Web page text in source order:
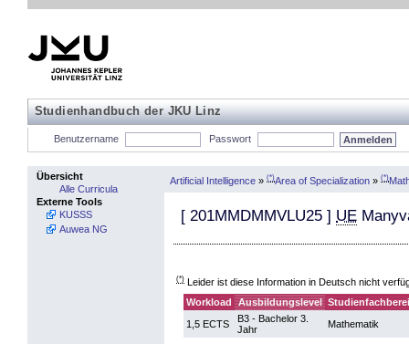
Studienhandbuch der JKU Linz
Benutzername Passwort
Übersicht
Alle Curricula
Externe Tools
KUSSS
Auwea NG
Artificial Intelligence » (*)Area of Specialization » (*)
[ 201MMDMMVLU25 ] UE
(*) Leider ist diese Information in Deutsch nicht
Workload
Ausbildungslevel
1,5 ECTS
B3 - Bachelor 3.
Jahr
Mathematik